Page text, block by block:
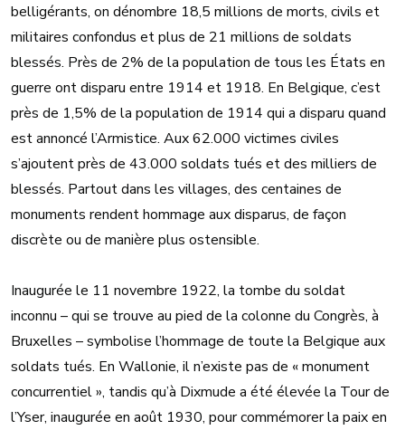
belligérants, on dénombre 18,5 millions de morts, civils et
militaires confondus et plus de 21 millions de soldats
blessés. Près de 2% de la population de tous les États en
guerre ont disparu entre 1914 et 1918. En Belgique, c’est
près de 1,5% de la population de 1914 qui a disparu quand
est annoncé l’Armistice. Aux 62.000 victimes civiles
s’ajoutent près de 43.000 soldats tués et des milliers de
blessés. Partout dans les villages, des centaines de
monuments rendent hommage aux disparus, de façon
discrète ou de manière plus ostensible.
Inaugurée le 11 novembre 1922, la tombe du soldat
inconnu – qui se trouve au pied de la colonne du Congrès, à
Bruxelles – symbolise l’hommage de toute la Belgique aux
soldats tués. En Wallonie, il n’existe pas de « monument
concurrentiel », tandis qu’à Dixmude a été élevée la Tour de
l’Yser, inaugurée en août 1930, pour commémorer la paix en